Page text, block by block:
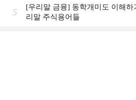
5
[우리말 금융] 동학개미도 이해하
리말 주식용어들